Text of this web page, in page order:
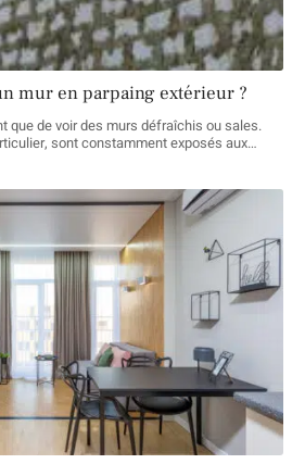
mur en parpaing extérieur ?
que de voir des murs défraîchis ou sales.
sont constamment exposés aux…